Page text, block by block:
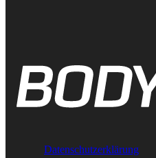
Datenschutzerklärung